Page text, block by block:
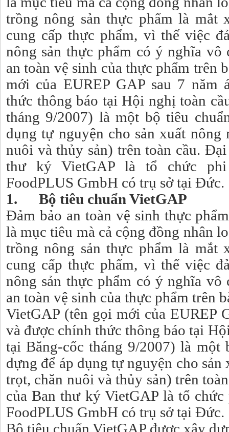
trồng nông sản thực phẩm là mắt
cung cấp thực phẩm, vì thế việc
nông sản thực phẩm có ý nghĩa vô
an toàn vệ sinh của thực phẩm trên
mới của EUREP GAP sau 7 năm
thức thông báo tại Hội nghị toàn
tháng 9/2007) là một bộ tiêu
dụng tự nguyện cho sản xuất
nuôi và thủy sản) trên toàn cầu.
thư ký VietGAP là tổ chức
FoodPLUS GmbH có trụ sở tại Đức.
1. Bộ tiêu chuẩn VietGAP
Đảm bảo an toàn vệ sinh thực
là mục tiêu mà cả cộng đồng nhân
trồng nông sản thực phẩm là mắt
cung cấp thực phẩm, vì thế việc
nông sản thực phẩm có ý nghĩa vô
an toàn vệ sinh của thực phẩm trên
VietGAP (tên gọi mới của EUREP
và được chính thức thông báo tại
tại Băng-cốc tháng 9/2007) là một
dựng để áp dụng tự nguyện cho
trọt, chăn nuôi và thủy sản) trên
của Ban thư ký VietGAP là tổ
FoodPLUS GmbH có trụ sở tại Đức.
Bộ tiêu chuẩn VietGAP được xây